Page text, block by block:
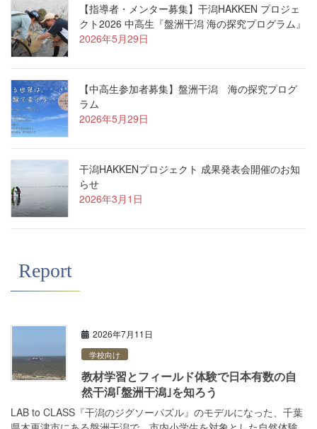
【指導者・メンター募集】⼲潟HAKKEN プロジェ
クト2026 中⾼⽣『盤洲⼲潟 海の探究プログラム』
2026年5月29日
【中高生参加者募集】盤洲干潟 海の探究プログ
ラム
2026年5月29日
干潟HAKKENプロジェクト 成果発表会開催のお知
らせ
2026年3月1日
Report
2026年7月11日
学校向け
教材学習とフィールド体験で日本有数の自
然干潟｢盤洲干潟｣を知ろう
LAB to CLASS『干潟のジグソーパズル』のモデルになった、千葉